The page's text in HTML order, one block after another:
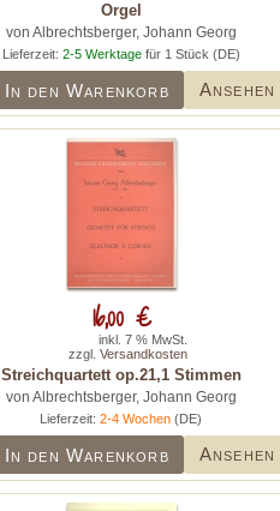
Orgel
von Albrechtsberger, Johann Georg
Lieferzeit: 2-5 Werktage für 1 Stück (DE)
In den Warenkorb Ansehen
Streichquartett op.21,1 Stimmen
von Albrechtsberger, Johann Georg
Lieferzeit:2-4 Wochen (DE)
In den Warenkorb Ansehen
16,00 €
inkl. 7 % MwSt.
zzgl. Versandkosten